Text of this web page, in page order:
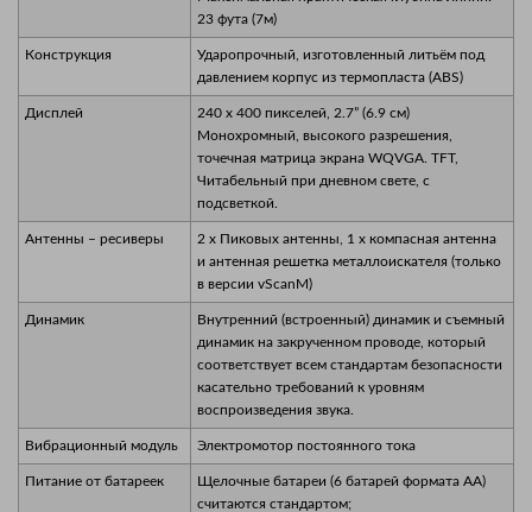
23 фута (7м)
Конструкция
Ударопрочный, изготовленный литьём под
давлением корпус из термопласта (ABS)
Дисплей
240 x 400 пикселей, 2.7” (6.9 см)
Монохромный, высокого разрешения,
точечная матрица экрана WQVGA. TFT,
Читабельный при дневном свете, с
подсветкой.
Антенны – ресиверы
2 x Пиковых антенны, 1 x компасная антенна
и антенная решетка металлоискателя (только
в версии vScanM)
Динамик
Внутренний (встроенный) динамик и съемный
динамик на закрученном проводе, который
соответствует всем стандартам безопасности
касательно требований к уровням
воспроизведения звука.
Вибрационный модуль Электромотор постоянного тока
Питание от батареек
Щелочные батареи (6 батарей формата AA)
считаются стандартом;